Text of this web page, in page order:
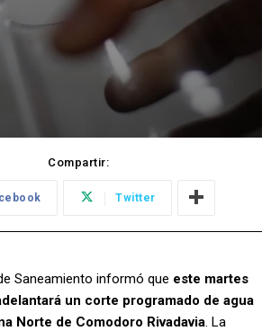
Compartir:
Twitter
Saneamiento informó que este martes
un corte programado de agua
Norte de Comodoro Rivadavia. La